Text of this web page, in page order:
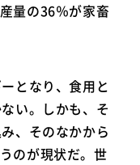
量の36％が家畜
となり、食用と
い。しかも、そ
、そのなかから
のが現状だ。世